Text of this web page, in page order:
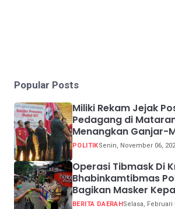
Popular Posts
Miliki Rekam Jejak
Pedagang di
Menangkan Ganjar-
POLITIKSenin, November 06,
Operasi Tibmask Di
Bhabinkamtibmas
Bagikan Masker
Pelanggar Prokes
BERITA DAERAHSelasa, Februari